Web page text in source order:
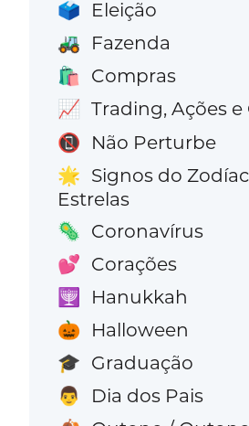
🗳️ Eleição
🚜 Fazenda
🛍️ Compras
📈 Trading, Ações
📵 Não Perturbe
🌟 Signos do
Estrelas
🦠 Coronavírus
💕 Corações
🕎 Hanukkah
🎃 Halloween
🎓 Graduação
👨 Dia dos Pais